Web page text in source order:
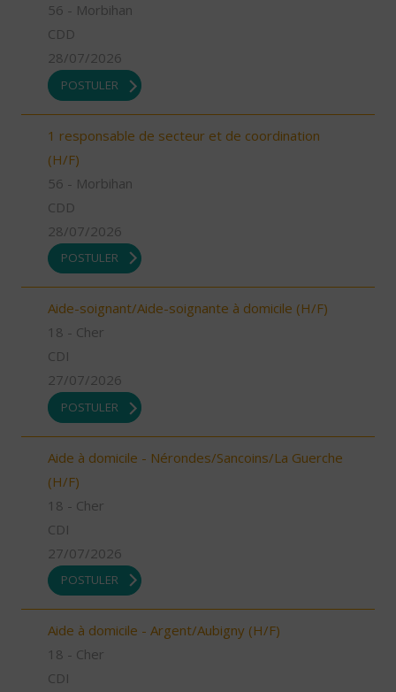
56 - Morbihan
CDD
28/07/2026
POSTULER
1 responsable de secteur et de coordination
(H/F)
56 - Morbihan
CDD
28/07/2026
POSTULER
Aide-soignant/Aide-soignante à domicile (H/F)
18 - Cher
CDI
27/07/2026
POSTULER
Aide à domicile - Nérondes/Sancoins/La Guerche
(H/F)
18 - Cher
CDI
27/07/2026
POSTULER
Aide à domicile - Argent/Aubigny (H/F)
18 - Cher
CDI